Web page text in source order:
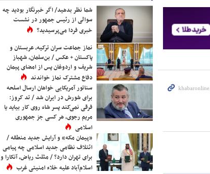
شما نظر بدهید/ اگر خبرنگار بودید چه
سوالی از رئیس جمهور در نشست
خبری فردا می‌پرسیدید؟
نماز جماعت سران ترکیه، عربستان و
پاکستان + عکس / بن‌سلمان، شهباز
شریف و اردوغان پس از امضای پیمان
دفاع مشترک نماز خواندند
سناتور آمریکایی خواهان ارسال اسلحه
برای شورش در ایران شد / تد کروز:
فرقی نمی‌کند پسر شاه روی کار بیاید یا
مریم رجوی، هر کسی جز جمهوری
اسلامی
«پیمان مکه» و آرایش جدید منطقه /
ائتلاف نظامی جدید اسلامی چه پیامی
برای تهران دارد؟ / مثلث ریاض، آنکارا و
اسلام‌آباد علیه خلاء امنیتی غرب